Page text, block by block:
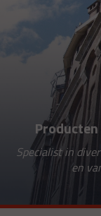
Specialist in
en